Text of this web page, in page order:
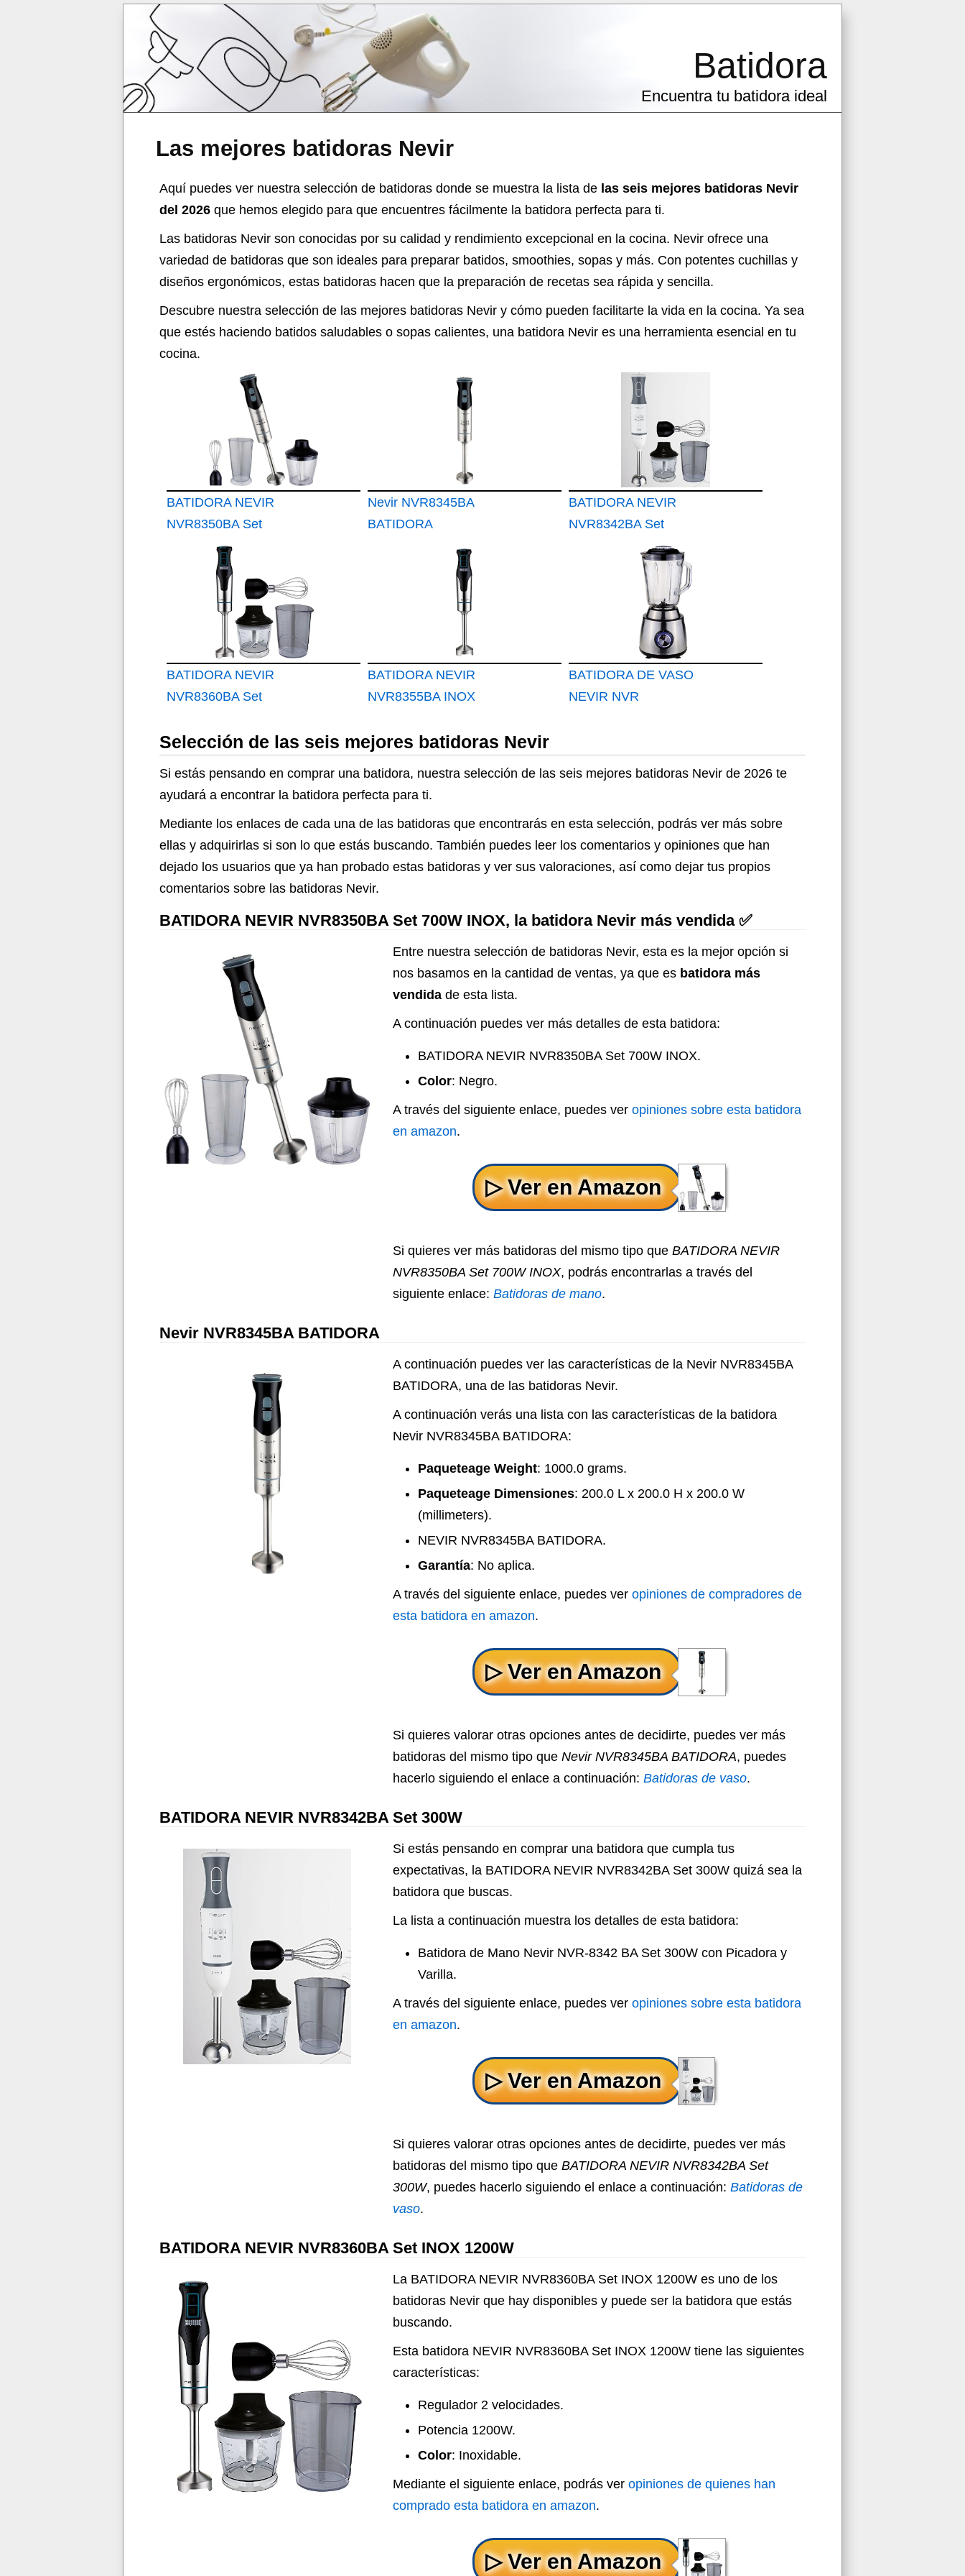
Las mejores batidoras Nevir
Batidora
Encuentra tu batidora ideal
Aquí puedes ver nuestra selección de batidoras donde se muestra la lista de las seis mejores batidoras Nevir
del 2026 que hemos elegido para que encuentres fácilmente la batidora perfecta para ti.
Las batidoras Nevir son conocidas por su calidad y rendimiento excepcional en la cocina. Nevir ofrece una
variedad de batidoras que son ideales para preparar batidos, smoothies, sopas y más. Con potentes cuchillas y
diseños ergonómicos, estas batidoras hacen que la preparación de recetas sea rápida y sencilla.
Descubre nuestra selección de las mejores batidoras Nevir y cómo pueden facilitarte la vida en la cocina. Ya sea
que estés haciendo batidos saludables o sopas calientes, una batidora Nevir es una herramienta esencial en tu
cocina.
BATIDORA NEVIR
NVR8350BA Set
700W INOX
Nevir NVR8345BA
BATIDORA
BATIDORA NEVIR
NVR8342BA Set
BATIDORA NEVIR
NVR8360BA Set
BATIDORA NEVIR
NVR8355BA INOX
BATIDORA DE VASO
NEVIR NVR
Selección de las seis mejores batidoras Nevir
Si estás pensando en comprar una batidora, nuestra selección de las seis mejores batidoras Nevir de 2026 te
ayudará a encontrar la batidora perfecta para ti.
Mediante los enlaces de cada una de las batidoras que encontrarás en esta selección, podrás ver más sobre
ellas y adquirirlas si son lo que estás buscando. También puedes leer los comentarios y opiniones que han
dejado los usuarios que ya han probado estas batidoras y ver sus valoraciones, así como dejar tus propios
comentarios sobre las batidoras Nevir.
BATIDORA NEVIR NVR8350BA Set 700W INOX, la batidora Nevir más vendida ✅
Entre nuestra selección de batidoras Nevir, esta es la mejor opción si
nos basamos en la cantidad de ventas, ya que es batidora más
vendida de esta lista.
A continuación puedes ver más detalles de esta batidora:
BATIDORA NEVIR NVR8350BA Set 700W INOX.
Color: Negro.
A través del siguiente enlace, puedes ver opiniones sobre esta batidora
en amazon.
Si quieres ver más batidoras del mismo tipo que BATIDORA NEVIR
NVR8350BA Set 700W INOX, podrás encontrarlas a través del
siguiente enlace: Batidoras de mano.
Nevir NVR8345BA BATIDORA
A continuación puedes ver las características de la Nevir NVR8345BA
BATIDORA, una de las batidoras Nevir.
A continuación verás una lista con las características de la batidora
Nevir NVR8345BA BATIDORA:
Paqueteage Weight: 1000.0 grams.
Paqueteage Dimensiones: 200.0 L x 200.0 H x 200.0 W
(millimeters).
NEVIR NVR8345BA BATIDORA.
Garantía: No aplica.
A través del siguiente enlace, puedes ver opiniones de compradores de
esta batidora en amazon.
Si quieres valorar otras opciones antes de decidirte, puedes ver más
batidoras del mismo tipo que Nevir NVR8345BA BATIDORA, puedes
hacerlo siguiendo el enlace a continuación: Batidoras de vaso.
BATIDORA NEVIR NVR8342BA Set 300W
Si estás pensando en comprar una batidora que cumpla tus
expectativas, la BATIDORA NEVIR NVR8342BA Set 300W quizá sea la
batidora que buscas.
La lista a continuación muestra los detalles de esta batidora:
Batidora de Mano Nevir NVR-8342 BA Set 300W con Picadora y
Varilla.
A través del siguiente enlace, puedes ver opiniones sobre esta batidora
en amazon.
Si quieres valorar otras opciones antes de decidirte, puedes ver más
batidoras del mismo tipo que BATIDORA NEVIR NVR8342BA Set
300W, puedes hacerlo siguiendo el enlace a continuación: Batidoras de
vaso.
BATIDORA NEVIR NVR8360BA Set INOX 1200W
La BATIDORA NEVIR NVR8360BA Set INOX 1200W es uno de los
batidoras Nevir que hay disponibles y puede ser la batidora que estás
buscando.
Esta batidora NEVIR NVR8360BA Set INOX 1200W tiene las siguientes
características:
Regulador 2 velocidades.
Potencia 1200W.
Color: Inoxidable.
Mediante el siguiente enlace, podrás ver opiniones de quienes han
comprado esta batidora en amazon.